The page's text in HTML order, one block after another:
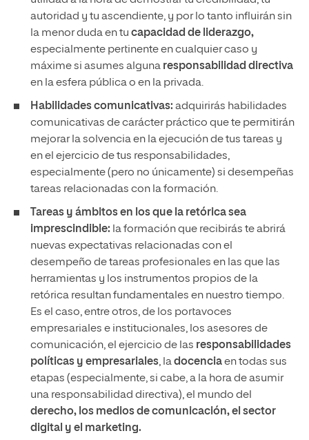
autoridad y tu ascendiente, y por lo tanto influirán sin
la menor duda en tu capacidad de liderazgo,
especialmente pertinente en cualquier caso y
máxime si asumes alguna responsabilidad directiva
en la esfera pública o en la privada.
Habilidades comunicativas: adquirirás habilidades
comunicativas de carácter práctico que te permitirán
mejorar la solvencia en la ejecución de tus tareas y
en el ejercicio de tus responsabilidades,
especialmente (pero no únicamente) si desempeñas
tareas relacionadas con la formación.
Tareas y ámbitos en los que la retórica sea
imprescindible: la formación que recibirás te abrirá
nuevas expectativas relacionadas con el
desempeño de tareas profesionales en las que las
herramientas y los instrumentos propios de la
retórica resultan fundamentales en nuestro tiempo.
Es el caso, entre otros, de los portavoces
empresariales e institucionales, los asesores de
comunicación, el ejercicio de las responsabilidades
políticas y empresariales, ladocenciaen todas sus
etapas (especialmente, si cabe, a la hora de asumir
una responsabilidad directiva), el mundo del
derecho, los medios de comunicación, el sector
digital y el marketing.